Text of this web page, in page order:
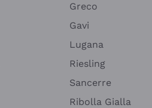
Greco
Gavi
Lugana
Riesling
Sancerre
Ribolla Gialla